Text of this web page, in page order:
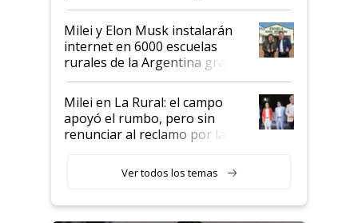
Milei y Elon Musk instalarán
internet en 6000 escuelas
rurales de la Argentina gracias
a un acuerdo con Starlink
Milei en La Rural: el campo
apoyó el rumbo, pero sin
renunciar al reclamo por las
Ver todos los temas